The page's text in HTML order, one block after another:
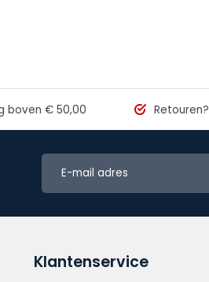
boven € 50,00 Retouren?
Klantenservice